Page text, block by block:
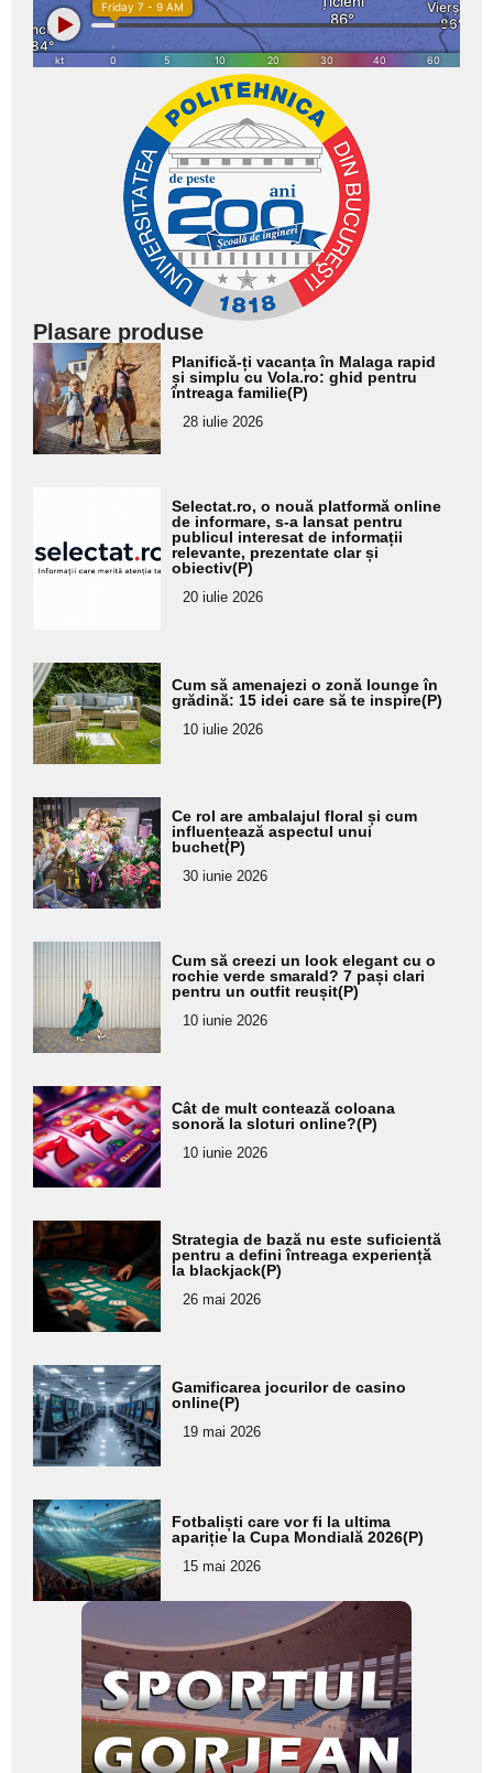
Plasare produse
Adaugă
aici textul
pentru
subtitlu
Planifică-ți vacanța în Malaga rapid
și simplu cu Vola.ro: ghid pentru
întreaga familie(P)
28 iulie 2026
pentru
subtitlu
Selectat.ro, o nouă platformă online
de informare, s-a lansat pentru
publicul interesat de informații
relevante, prezentate clar și
obiectiv(P)
20 iulie 2026
Adaugă
aici textul
pentru
subtitlu
Cum să amenajezi o zonă lounge în
grădină: 15 idei care să te inspire(P)
10 iulie 2026
Adaugă
aici textul
pentru
subtitlu
Ce rol are ambalajul floral și cum
influențează aspectul unui
buchet(P)
30 iunie 2026
Adaugă
aici textul
pentru
subtitlu
Cum să creezi un look elegant cu o
rochie verde smarald? 7 pași clari
pentru un outfit reușit(P)
10 iunie 2026
Adaugă
aici textul
pentru
subtitlu
Cât de mult contează coloana
sonoră la sloturi online?(P)
10 iunie 2026
Adaugă
aici textul
pentru
subtitlu
Strategia de bază nu este suficientă
pentru a defini întreaga experiență
la blackjack(P)
26 mai 2026
Adaugă
aici textul
pentru
subtitlu
Gamificarea jocurilor de casino
online(P)
19 mai 2026
Adaugă
aici textul
pentru
subtitlu
Fotbaliști care vor fi la ultima
apariție la Cupa Mondială 2026(P)
15 mai 2026